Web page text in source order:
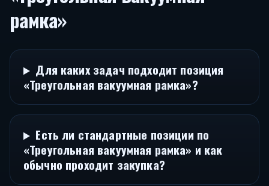
рамка»
Для каких задач подходит позиция
«Треугольная вакуумная рамка»?
Есть ли стандартные позиции по
«Треугольная вакуумная рамка» и как
обычно проходит закупка?